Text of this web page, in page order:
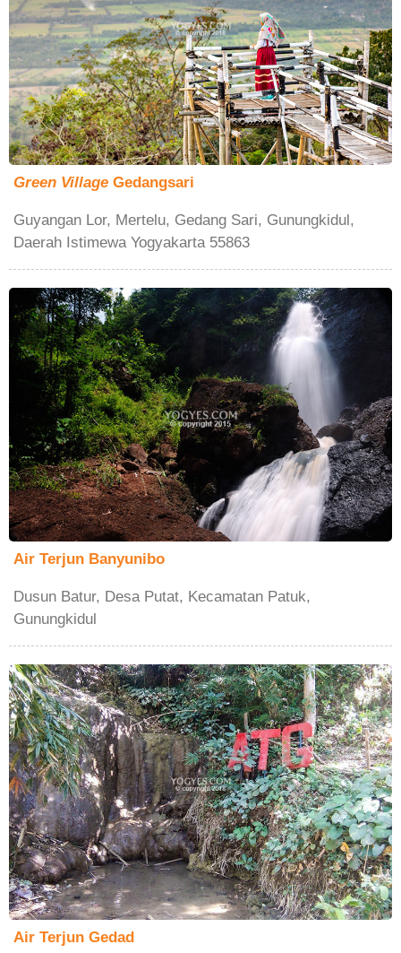
Green Village Gedangsari
Guyangan Lor, Mertelu, Gedang Sari, Gunungkidul,
Daerah Istimewa Yogyakarta 55863
Air Terjun Banyunibo
Dusun Batur, Desa Putat, Kecamatan Patuk,
Gunungkidul
Air Terjun Gedad